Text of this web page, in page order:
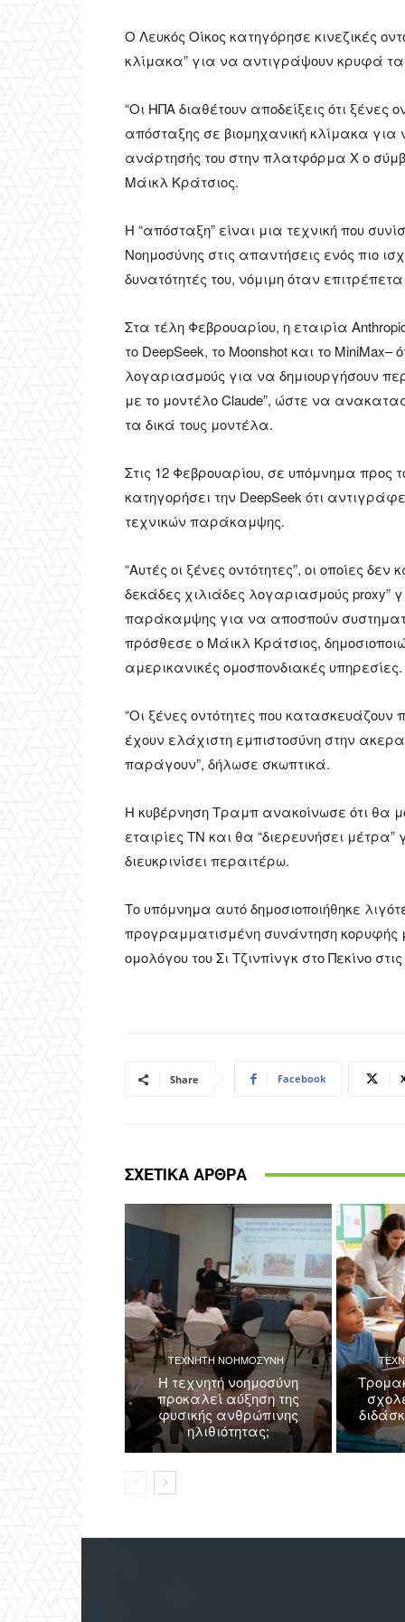
Ο Λευκός Οίκος κατηγόρησε κινεζικές
κλίμακα” για να αντιγράψουν κρυφά τα
“Οι ΗΠΑ διαθέτουν αποδείξεις ότι ξένες
απόσταξης σε βιομηχανική κλίμακα
ανάρτησής του στην πλατφόρμα Χ ο
Μάικλ Κράτσιος.
Η “απόσταξη” είναι μια τεχνική που
Νοημοσύνης στις απαντήσεις ενός πιο
δυνατότητές του, νόμιμη όταν
Στα τέλη Φεβρουαρίου, η εταιρία
το DeepSeek, το Moonshot και το
λογαριασμούς για να δημιουργήσουν
με το μοντέλο Claude”, ώστε να
τα δικά τους μοντέλα.
Στις 12 Φεβρουαρίου, σε υπόμνημα προς
κατηγορήσει την DeepSeek ότι
τεχνικών παράκαμψης.
“Αυτές οι ξένες οντότητες”, οι οποίες
δεκάδες χιλιάδες λογαριασμούς proxy”
παράκαμψης για να αποσπούν
πρόσθεσε ο Μάικλ Κράτσιος,
αμερικανικές ομοσπονδιακές υπηρεσίες.
“Οι ξένες οντότητες που
έχουν ελάχιστη εμπιστοσύνη στην
παράγουν”, δήλωσε σκωπτικά.
Η κυβέρνηση Τραμπ ανακοίνωσε ότι θα
εταιρίες ΤΝ και θα “διερευνήσει
διευκρινίσει περαιτέρω.
Το υπόμνημα αυτό δημοσιοποιήθηκε
προγραμματισμένη συνάντηση κορυφής
ομολόγου του Σι Τζινπίνγκ στο Πεκίνο
Share Facebook
ΣΧΕΤΙΚΑ ΑΡΘΡΑ
ΤΕΧΝΗΤΗ ΝΟΗΜΟΣΥΝΗ
Η τεχνητή νοημοσύνη
προκαλεί αύξηση της
φυσικής ανθρώπινης
ηλιθιότητας;